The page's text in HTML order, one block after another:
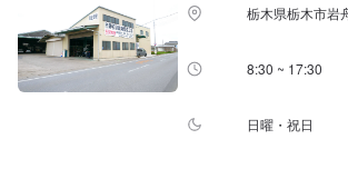
栃木県栃木市岩
8:30 ~ 17:30
日曜・祝日